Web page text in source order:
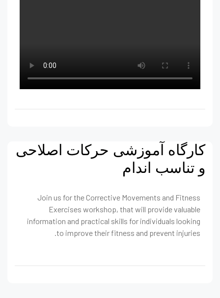
کارگاه آموزشی حرکات اصلاحی
و تناسب اندام
Join us for the Corrective Movements and Fitness
Exercises workshop, that will provide valuable
information and practical skills for individuals looking
to improve their fitness and prevent injuries.